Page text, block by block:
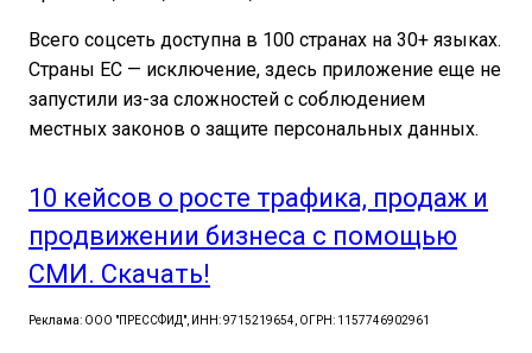
Всего соцсеть доступна в 100 странах на 30+ языках.
Страны ЕС — исключение, здесь приложение еще не
запустили из-за сложностей с соблюдением
местных законов о защите персональных данных.
10 кейсов о росте трафика, продаж и
продвижении бизнеса с помощью
СМИ. Скачать!
Реклама: ООО "ПРЕССФИД", ИНН: 9715219654, ОГРН: 1157746902961